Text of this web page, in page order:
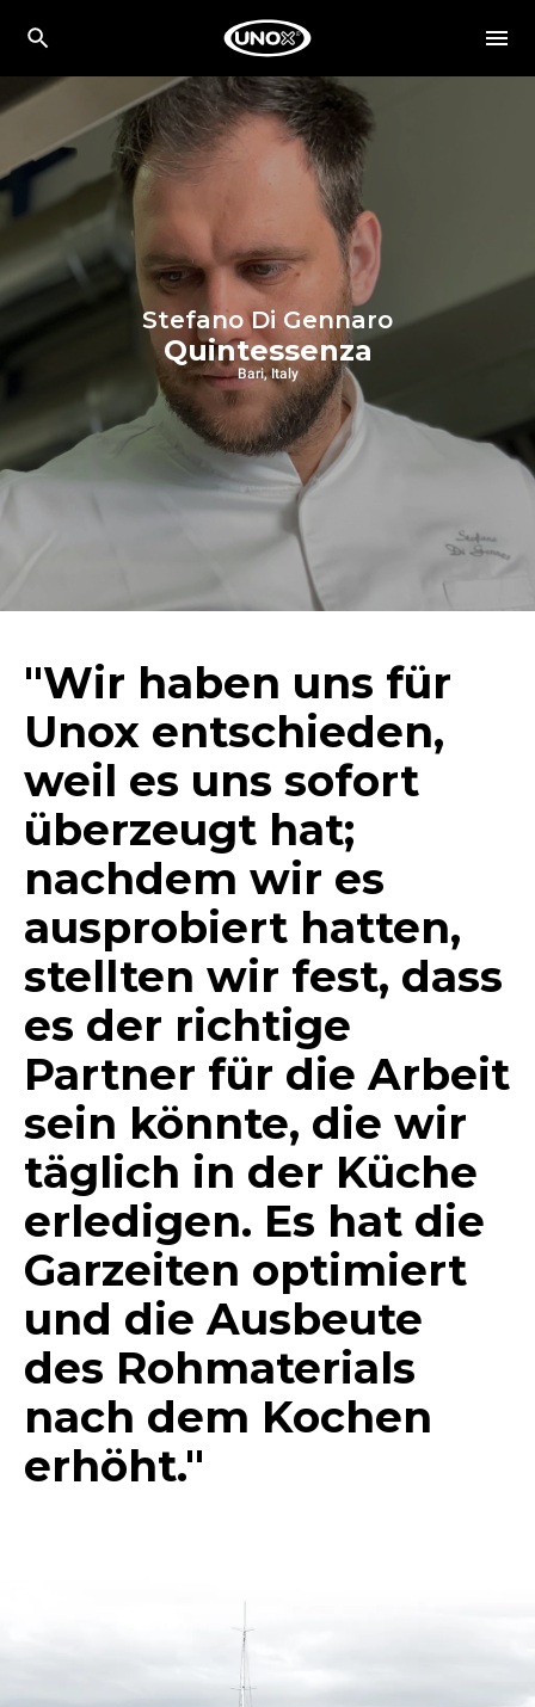
Stefano Di Gennaro
Quintessenza
Bari, Italy
"Wir haben uns für
Unox entschieden,
weil es uns sofort
überzeugt hat;
nachdem wir es
ausprobiert hatten,
stellten wir fest, dass
es der richtige
Partner für die Arbeit
sein könnte, die wir
täglich in der Küche
erledigen. Es hat die
Garzeiten optimiert
und die Ausbeute
des Rohmaterials
nach dem Kochen
erhöht."